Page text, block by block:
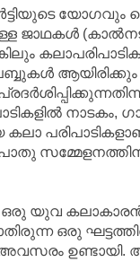
ജാഥകള്‍
ആയിരിക്കും
ളില്‍ നാടകം,
കലാ
ഒരു യുവ
ഒരു
ഉണ്ടായി.